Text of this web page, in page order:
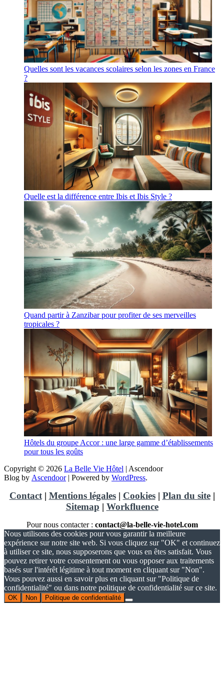
Quelles sont les vacances scolaires selon les zones en France
?
Quelle est la différence entre Ibis et Ibis Style ?
Quand partir à Zanzibar pour profiter de ses merveilles
tropicales ?
Hôtels du groupe Accor : une large gamme d’établissements
pour tous les goûts
Copyright © 2026 La Belle Vie Hôtel | Ascendoor
Blog by Ascendoor| Powered by WordPress.
Contact| Mentions légales| Cookies| Plan du site|
Sitemap | Workfluence
Pour nous contacter : contact@la-belle-vie-hotel.com
Nous utilisons des cookies pour vous garantir la meilleure
expérience sur notre site web. Si vous cliquez sur "OK" et continuez
à utiliser ce site, nous supposerons que vous en êtes satisfait. Vous
pouvez retirer votre consentement ou vous opposer aux traitements
basés sur l'intérêt légitime à tout moment en cliquant sur "Non".
Vous pouvez aussi en savoir plus en cliquant sur "Politique de
confidentialité" ou dans notre politique de confidentialité sur ce site.
OK Non Politique de confidentialité